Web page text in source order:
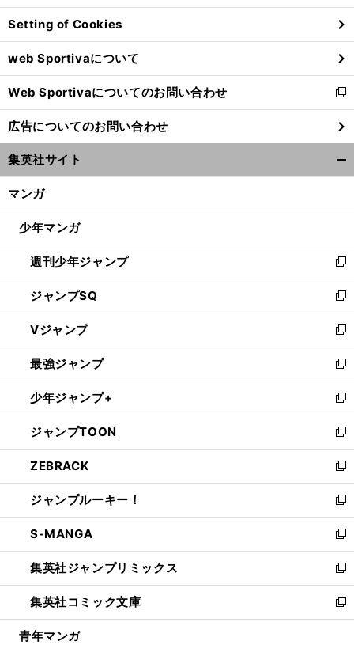
ン
ド
ウ
で
開
く
Setting of Cookies
web Sportivaについて
Web Sportivaについてのお問い合わせ
新
し
い
ウ
ィ
ン
ウ
開
く
広告についてのお問い合わせ
集英社サイト
マンガ
少年マンガ
週刊少年ジャンプ
新
し
い
ウ
ィ
ン
ド
ウ
で
開
く
ジャンプSQ
新
し
い
ウ
ィ
ン
ド
ウ
で
開
く
Vジャンプ
新
し
い
ウ
ィ
ン
ド
ウ
で
開
く
最強ジャンプ
新
し
い
ウ
ィ
ン
ド
ウ
で
開
く
少年ジャンプ+
新
し
い
ウ
ィ
ン
ド
ウ
で
開
く
ジャンプTOON
新
し
い
ウ
ィ
ン
ド
ウ
で
開
く
ZEBRACK
新
し
い
ウ
ィ
ン
ド
ウ
で
開
ジャンプルーキー！
新
し
い
ウ
ィ
ン
ド
ウ
S-MANGA
新
し
い
ウ
ィ
ン
集英社ジャンプリミックス
新
し
い
ウ
集英社コミック文庫
新
し
青年マンガ